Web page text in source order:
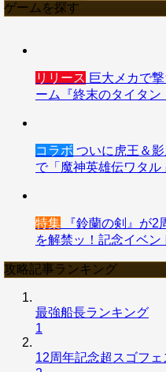
ゲームを探す
リリース 巨大メカで
ーム『終末のタイタン
コラボ ついに虎王＆影
で「魔神英雄伝ワタル
特集 『鈴蘭の剣』が2
を解禁ッ！記念イベン
攻略記事ランキング
最強船長ランキング
1
12周年記念超スゴフ